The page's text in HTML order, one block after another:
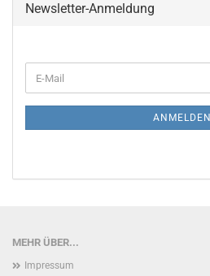
Newsletter-Anmeldung
ZUR
E-
Mail
ANMELDEN
MEHR ÜBER...
Impressum